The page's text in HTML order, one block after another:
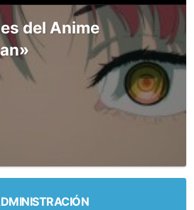
del Anime